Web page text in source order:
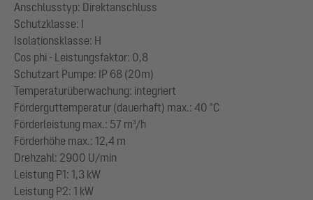
Anschlusstyp: Direktanschluss
Schutzklasse: I
Isolationsklasse: H
Cos phi - Leistungsfaktor: 0,8
Schutzart Pumpe: IP 68 (20m)
Temperaturüberwachung: integriert
Förderguttemperatur (dauerhaft) max.: 40 °C
Förderleistung max.: 57 m³/h
Förderhöhe max.: 12,4 m
Drehzahl: 2900 U/min
Leistung P1: 1,3 kW
Leistung P2: 1 kW